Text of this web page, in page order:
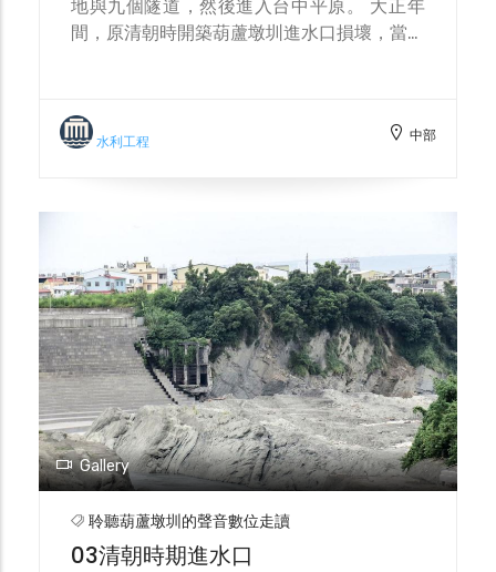
地與九個隧道，然後進入台中平原。 大正年
間，原清朝時開築葫蘆墩圳進水口損壞，當局
年為鐵路與隧道重新修繕，為來往奔波的民
眾，提供更安全行車。今已以基礎修后豐鐵馬
水利工程 中部
Gallery
聆聽葫蘆墩圳的聲音數位走讀
03清朝時期進水口